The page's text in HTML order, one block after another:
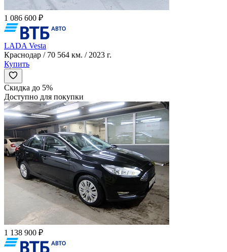
1 086 600 ₽
LADA Vesta
Краснодар / 70 564 км. / 2023 г.
Купить
Скидка до 5%
Доступно для покупки
1 138 900 ₽